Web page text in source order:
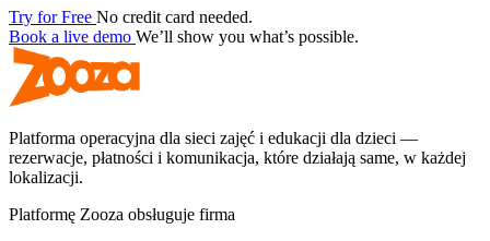
Try for Free No credit card needed.
Book a live demo We’ll show you what’s possible.
Platforma operacyjna dla sieci zajęć i edukacji dla dzieci —
rezerwacje, płatności i komunikacja, które działają same, w każdej
lokalizacji.
Platformę Zooza obsługuje firma